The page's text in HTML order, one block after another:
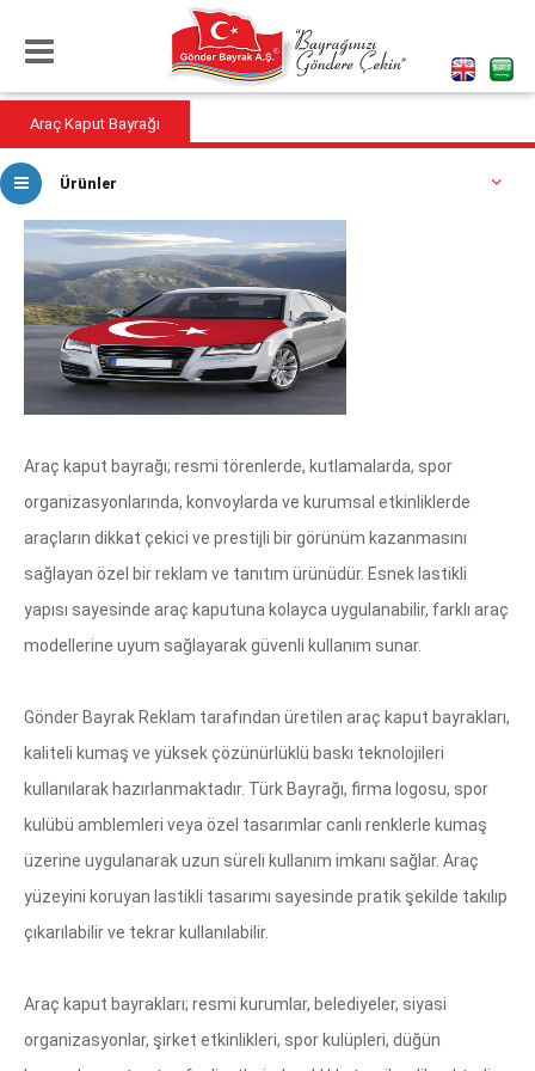
Araç Kaput Bayrağı
Ürünler
Araç kaput bayrağı; resmi törenlerde, kutlamalarda, spor
organizasyonlarında, konvoylarda ve kurumsal etkinliklerde
araçların dikkat çekici ve prestijli bir görünüm kazanmasını
sağlayan özel bir reklam ve tanıtım ürünüdür. Esnek lastikli
yapısı sayesinde araç kaputuna kolayca uygulanabilir, farklı araç
modellerine uyum sağlayarak güvenli kullanım sunar.
Gönder Bayrak Reklam tarafından üretilen araç kaput bayrakları,
kaliteli kumaş ve yüksek çözünürlüklü baskı teknolojileri
kullanılarak hazırlanmaktadır. Türk Bayrağı, firma logosu, spor
kulübü amblemleri veya özel tasarımlar canlı renklerle kumaş
üzerine uygulanarak uzun süreli kullanım imkanı sağlar. Araç
yüzeyini koruyan lastikli tasarımı sayesinde pratik şekilde takılıp
çıkarılabilir ve tekrar kullanılabilir.
Araç kaput bayrakları; resmi kurumlar, belediyeler, siyasi
organizasyonlar, şirket etkinlikleri, spor kulüpleri, düğün